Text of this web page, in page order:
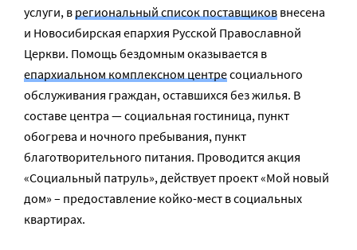
услуги, врегиональный список поставщиков внесена
и Новосибирская епархия Русской Православной
Церкви. Помощь бездомным оказывается в
епархиальном комплексном центресоциального
обслуживания граждан, оставшихся без жилья. В
составе центра — социальная гостиница, пункт
обогрева и ночного пребывания, пункт
благотворительного питания. Проводится акция
«Социальный патруль», действует проект «Мой новый
дом» – предоставление койко-мест в социальных
квартирах.